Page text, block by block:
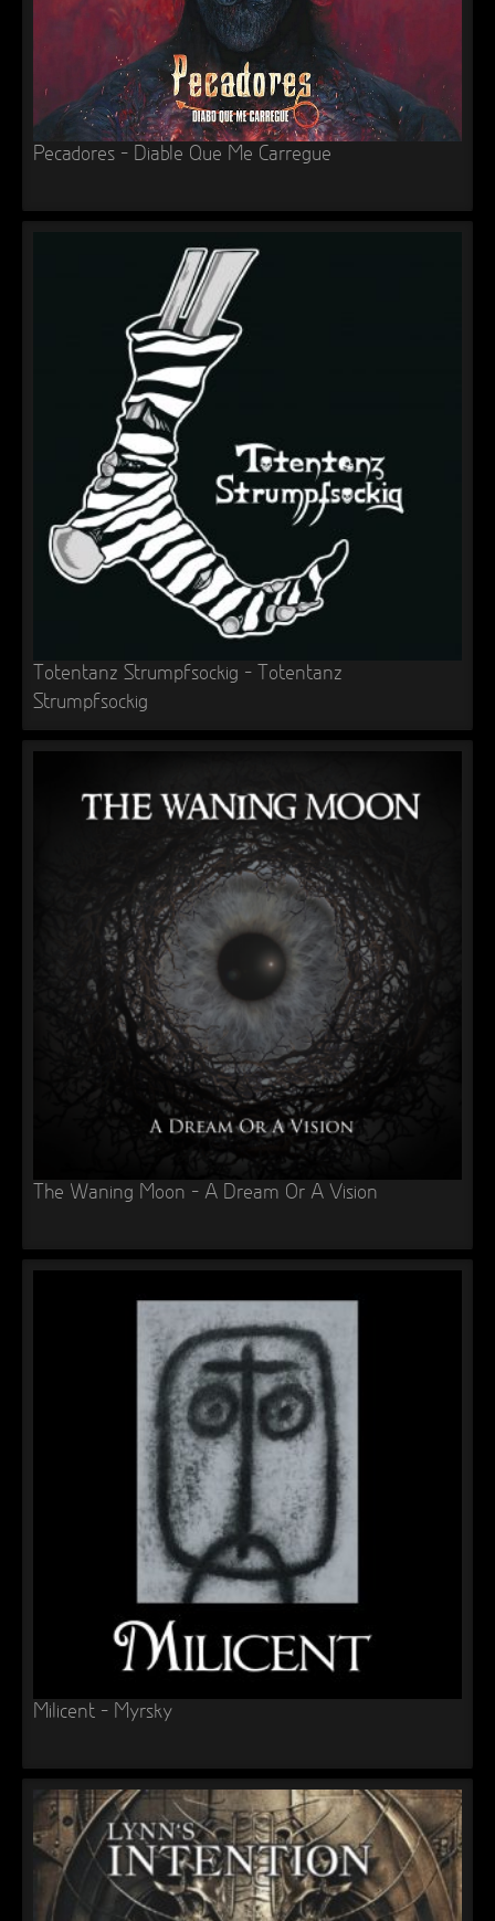
Pecadores – Diable Que Me Carregue
Totentanz Strumpfsockig – Totentanz
Strumpfsockig
The Waning Moon – A Dream Or A Vision
Milicent – Myrsky